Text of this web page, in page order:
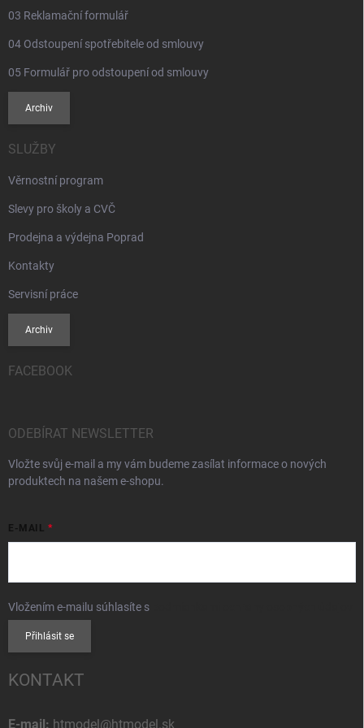
03 Reklamační formulář
04 Odstoupení spotřebitele od smlouvy
05 Formulář pro odstoupení od smlouvy
Archiv
SLUŽBY
Věrnostní program
Slevy pro školy a CVČ
Prodejna a výdejna Poprad
Kontakty
Servisní práce
Archiv
FACEBOOK
ODEBÍRAT NEWSLETTER
Vložte svůj e-mail a my vám budeme zasílat informace o nových
produktech na našem e-shopu.
E-MAIL
Vložením e-mailu súhlasíte s
Přihlásit se
KONTAKT
E-mail: htmodel@htmodel.sk